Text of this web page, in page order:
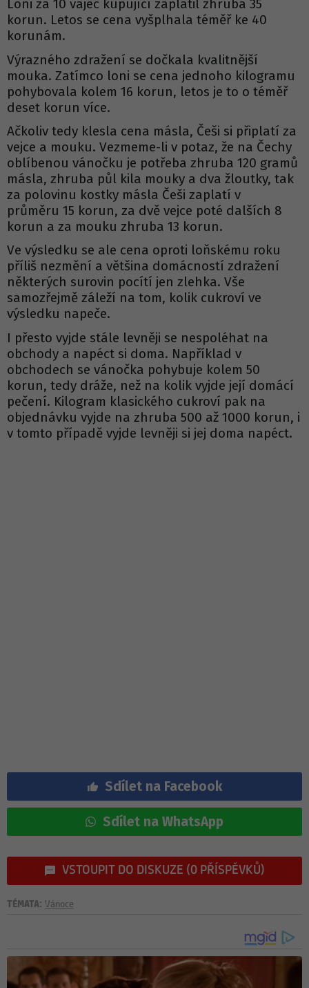
Loni za 10 vajec kupující zaplatil zhruba 35
korun. Letos se cena vyšplhala téměř ke 40
korunám.
Výrazného zdražení se dočkala kvalitnější
mouka. Zatímco loni se cena jednoho kilogramu
pohybovala kolem 16 korun, letos je to o téměř
deset korun více.
Ačkoliv tedy klesla cena másla, Češi si připlatí za
vejce a mouku. Vezmeme-li v potaz, že na Čechy
oblíbenou vánočku je potřeba zhruba 120 gramů
másla, zhruba půl kila mouky a dva žloutky, tak
za polovinu kostky másla Češi zaplatí v
průměru 15 korun, za dvě vejce poté dalších 8
korun a za mouku zhruba 13 korun.
Ve výsledku se ale cena oproti loňskému roku
příliš nezmění a většina domácností zdražení
některých surovin pocítí jen zlehka. Vše
samozřejmě záleží na tom, kolik cukroví ve
výsledku napeče.
I přesto vyjde stále levněji se nespoléhat na
obchody a napéct si doma. Například v
obchodech se vánočka pohybuje kolem 50
korun, tedy dráže, než na kolik vyjde její domácí
pečení. Kilogram klasického cukroví pak na
objednávku vyjde na zhruba 500 až 1000 korun, i
v tomto případě vyjde levněji si jej doma napéct.
Sdílet na Facebook
Sdílet na WhatsApp
VSTOUPIT DO DISKUZE (0 PŘÍSPĚVKŮ)
TÉMATA: Vánoce